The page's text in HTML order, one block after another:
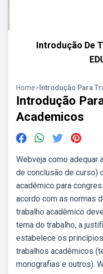
Introdução De
Home> Introdução Para
Introdução
Academicos
Webveja como adequar
de conclusão de curso)
acadêmico para
acordo com as normas
trabalho acadêmico
tema do trabalho, a
estabelece os
trabalhos acadêmicos
monografias e outros).